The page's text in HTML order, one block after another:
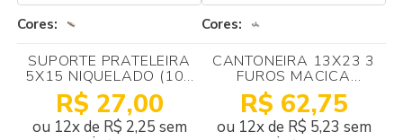
Cores:
SUPORTE PRATELEIRA
5X15 NIQUELADO (100
UNIDADES)
R$ 27,00
ou 12x de R$ 2,25 sem
Cores:
CANTONEIRA 13X23 3
FUROS MACICA
NIQUELADA(100
UNIDADES)
R$ 62,75
ou 12x de R$ 5,23 sem